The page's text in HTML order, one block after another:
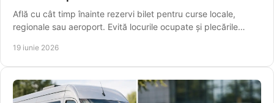
Află cu cât timp înainte rezervi bilet pentru curse locale,
regionale sau aeroport. Evită locurile ocupate și plecările
19 iunie 2026